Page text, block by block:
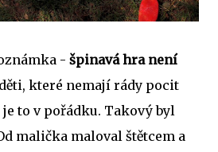
- špinavá hra není
děti, které nemají rády pocit
to v pořádku. Takový byl
malička maloval štětcem a